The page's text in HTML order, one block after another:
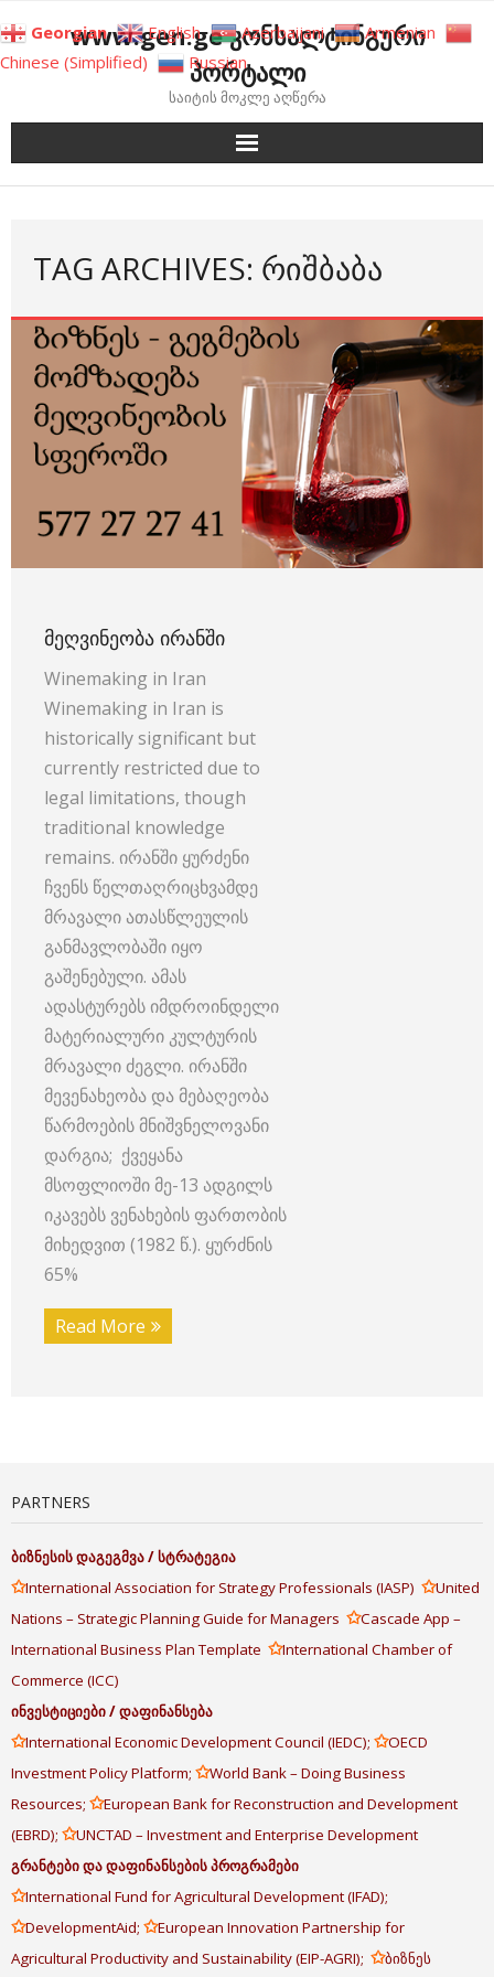
to
content
www.gen.ge კონსალტინგური
პორტალი
საიტის მოკლე აღწერა
TAG ARCHIVES: ᲠᲘᲨᲑᲐᲑᲐ
ᲛᲔᲦᲕᲘᲜᲔᲝᲑᲐ ᲘᲠᲐᲜᲨᲘ
Winemaking in Iran
Winemaking in Iran is
historically significant but
currently restricted due to
legal limitations, though
traditional knowledge
remains. ირანში ყურძენი
ჩვენს წელთაღრიცხვამდე
მრავალი ათასწლეულის
განმავლობაში იყო
გაშენებული. ამას
ადასტურებს იმდროინდელი
მატერიალური კულტურის
მრავალი ძეგლი. ირანში
მევენახეობა და მებაღეობა
წარმოების მნიშვნელოვანი
დარგია; ქვეყანა
მსოფლიოში მე-13 ადგილს
იკავებს ვენახების ფართობის
მიხედვით (1982 წ.). ყურძნის
65%
Read More
PARTNERS
ბიზნესისდაგეგმვა/სტრატეგია
✩International Association for Strategy Professionals (IASP) ✩United
Nations – Strategic Planning Guide for Managers ✩Cascade App –
International Business Plan Template ✩International Chamber of
Commerce (ICC)
ინვესტიციები/დაფინანსება
✩International Economic Development Council (IEDC); ✩OECD
Investment Policy Platform; ✩World Bank – Doing Business
Resources; ✩European Bank for Reconstruction and Development
(EBRD); ✩UNCTAD – Investment and Enterprise Development
გრანტებიდადაფინანსებისპროგრამები
✩International Fund for Agricultural Development (IFAD);
✩DevelopmentAid; ✩European Innovation Partnership for
Agricultural Productivity and Sustainability (EIP-AGRI); ✩ბიზნეს
Georgian English Azerbaijani
Armenian
Chinese (Simplified)
Russian